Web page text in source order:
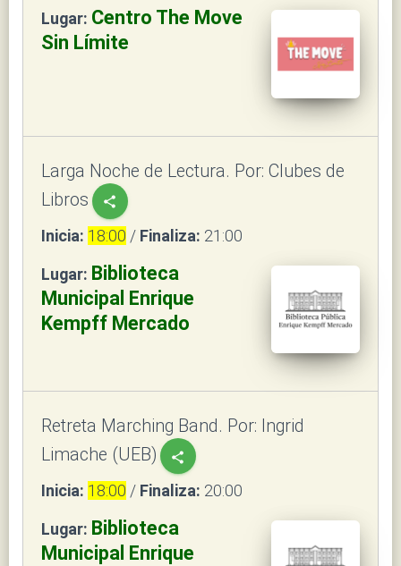
Lugar: Centro The Move
Sin Límite
Larga Noche de Lectura. Por: Clubes de
Libros
share
Inicia: 18:00 / Finaliza: 21:00
Lugar: Biblioteca
Municipal Enrique
Kempff Mercado
Retreta Marching Band. Por: Ingrid
Limache (UEB)
share
Inicia: 18:00 / Finaliza: 20:00
Lugar: Biblioteca
Municipal Enrique